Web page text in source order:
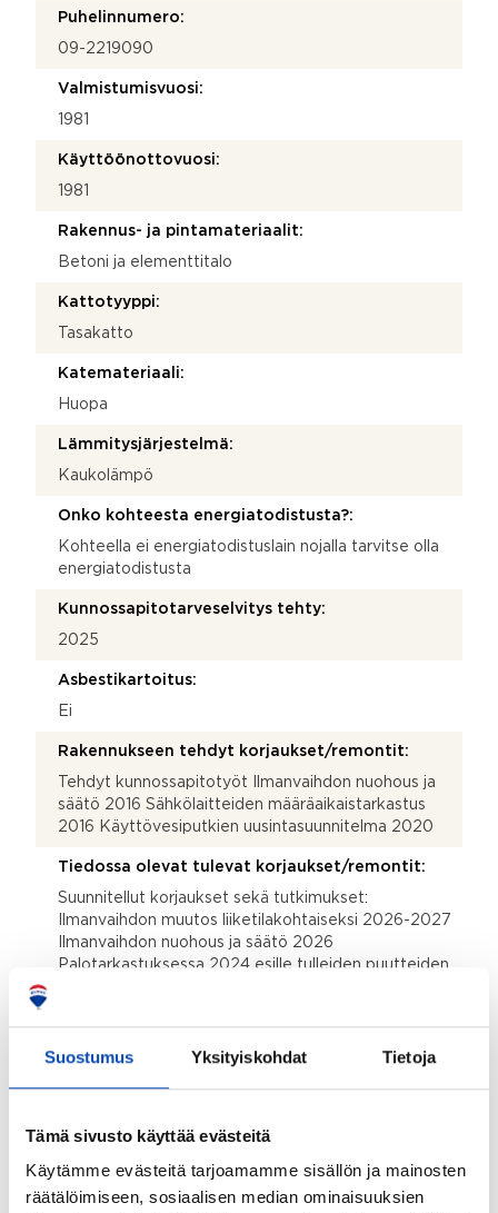
Suostumus Yksityiskohdat Tietoja
Tämä sivusto käyttää evästeitä
Käytämme evästeitä tarjoamamme sisällön ja mainosten
räätälöimiseen, sosiaalisen median ominaisuuksien
Puhelinnumero:
09-2219090
Valmistumisvuosi:
1981
Käyttöönottovuosi:
1981
Rakennus- ja pintamateriaalit:
Betoni ja elementtitalo
Kattotyyppi:
Tasakatto
Katemateriaali:
Huopa
Lämmitysjärjestelmä:
Kaukolämpö
Onko kohteesta energiatodistusta?:
Kohteella ei energiatodistuslain nojalla tarvitse olla
energiatodistusta
Kunnossapitotarveselvitys tehty:
2025
Asbestikartoitus:
Ei
Rakennukseen tehdyt korjaukset/remontit:
Tehdyt kunnossapitotyöt Ilmanvaihdon nuohous ja
säätö 2016 Sähkölaitteiden määräaikaistarkastus
2016 Käyttövesiputkien uusintasuunnitelma 2020
Tiedossa olevat tulevat korjaukset/remontit:
Suunnitellut korjaukset sekä tutkimukset:
Ilmanvaihdon muutos liiketilakohtaiseksi 2026-2027
Ilmanvaihdon nuohous ja säätö 2026
Palotarkastuksessa 2024 esille tulleiden puutteiden
Liikehuoneistot:
5 kpl (704.5 m
Ei
Lunastusoikeus osakkailla:
Ei